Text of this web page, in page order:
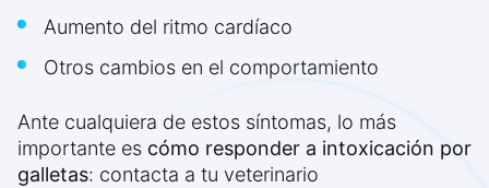
Aumento del ritmo cardíaco
Otros cambios en el comportamiento
Ante cualquiera de estos síntomas, lo más
importante es cómo responder a intoxicación por
galletas: contacta a tu veterinario